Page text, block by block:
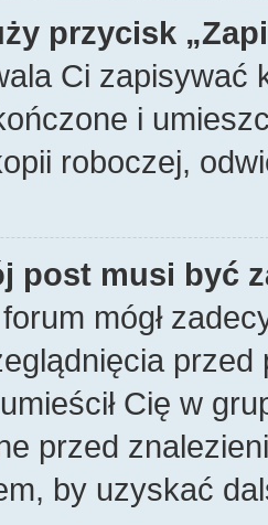
przycisk
Ci zapisywać
i
roboczej,
post musi być
mógł
Cię w
przed
by uzyskać